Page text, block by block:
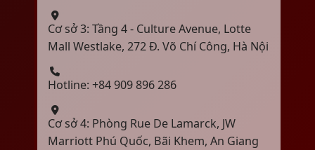
Cơ sở 3: Tầng 4 - Culture Avenue, Lotte
Mall Westlake, 272 Đ. Võ Chí Công, Hà Nội
Hotline: +84 909 896 286
Cơ sở 4: Phòng Rue De Lamarck, JW
Marriott Phú Quốc, Bãi Khem, An Giang